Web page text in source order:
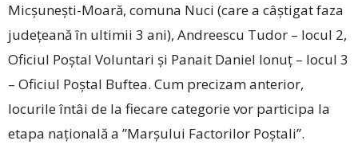
Micșunești-Moară, comuna Nuci (care a câștigat faza
județeană în ultimii 3 ani), Andreescu Tudor – locul 2,
Oficiul Poștal Voluntari și Panait Daniel Ionuț – locul 3
– Oficiul Poștal Buftea. Cum precizam anterior,
locurile întâi de la fiecare categorie vor participa la
etapa națională a ”Marșului Factorilor Poștali”.